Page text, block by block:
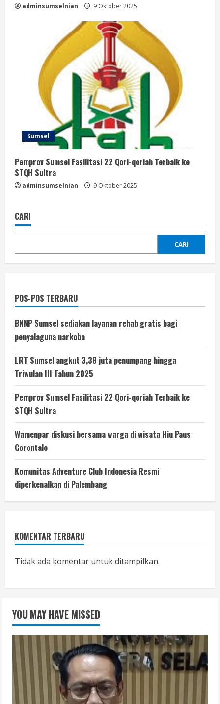
adminsumselnian 9 Oktober 2025
Sumsel
Pemprov Sumsel Fasilitasi 22 Qori-qoriah Terbaik ke
STQH Sultra
adminsumselnian 9 Oktober 2025
CARI
CARI
POS-POS TERBARU
BNNP Sumsel sediakan layanan rehab gratis bagi
penyalaguna narkoba
LRT Sumsel angkut 3,38 juta penumpang hingga
Triwulan III Tahun 2025
Pemprov Sumsel Fasilitasi 22 Qori-qoriah Terbaik ke
STQH Sultra
Wamenpar diskusi bersama warga di wisata Hiu Paus
Gorontalo
Komunitas Adventure Club Indonesia Resmi
diperkenalkan di Palembang
KOMENTAR TERBARU
Tidak ada komentar untuk ditampilkan.
YOU MAY HAVE MISSED